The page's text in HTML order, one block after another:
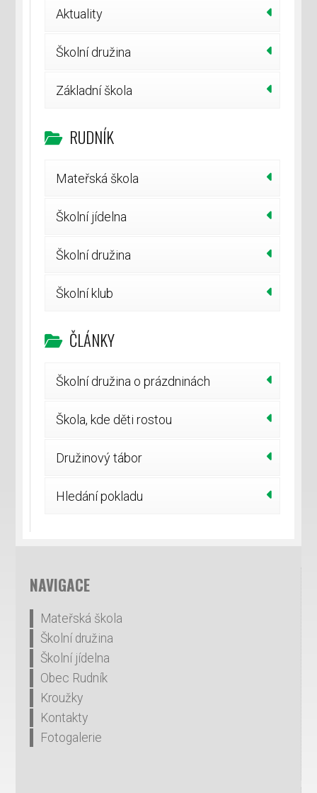
Aktuality
Školní družina
Základní škola
RUDNÍK
Mateřská škola
Školní jídelna
Školní družina
Školní klub
ČLÁNKY
Školní družina o prázdninách
Škola, kde děti rostou
Družinový tábor
Hledání pokladu
NAVIGACE
Mateřská škola
Školní družina
Školní jídelna
Obec Rudník
Kroužky
Kontakty
Fotogalerie